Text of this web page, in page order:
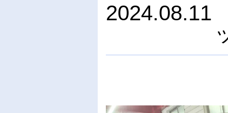
2024.08.11